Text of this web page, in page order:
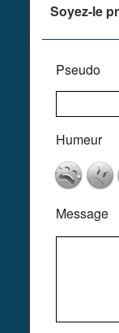
Soyez-le
Pseudo
Humeur
Message